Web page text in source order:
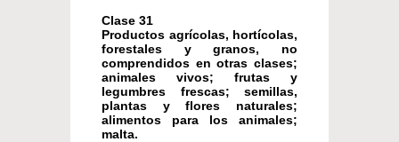
Clase 31
Productos agrícolas, hortícolas,
forestales y granos, no
comprendidos en otras clases;
animales vivos; frutas y
legumbres frescas; semillas,
plantas y flores naturales;
alimentos para los animales;
malta.